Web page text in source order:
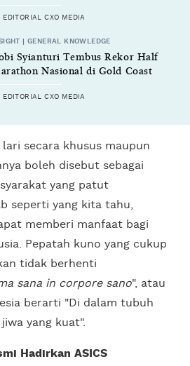
Run 2024
EDITORIAL CXO MEDIA
| GENERAL KNOWLEDGE
Syianturi Tembus Rekor Half
Nasional di Gold Coast
2024
EDITORIAL CXO MEDIA
secara khusus maupun
boleh disebut sebagai
yang patut
seperti yang kita tahu,
memberi manfaat bagi
Pepatah kuno yang cukup
tidak berhenti
sana in corpore sano", atau
berarti "Di dalam tubuh
yang kuat".
Hadirkan ASICS